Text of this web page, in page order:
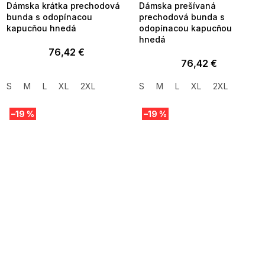
Dámska krátka prechodová
bunda s odopínacou
kapucňou hnedá
76,42 €
S M L XL 2XL
Dámska prešívaná
prechodová bunda s
odopínacou kapucňou
hnedá
76,42 €
S M L XL 2XL
–19 % –19 %